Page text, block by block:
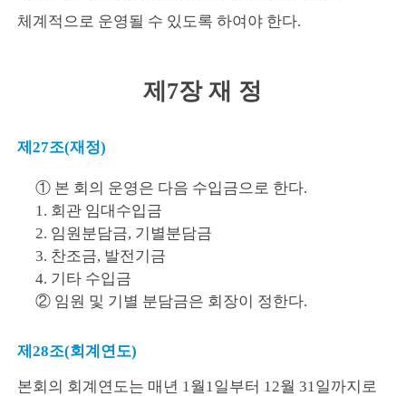
체계적으로 운영될 수 있도록 하여야 한다.
제7장 재 정
제27조(재정)
① 본 회의 운영은 다음 수입금으로 한다.
1. 회관 임대수입금
2. 임원분담금, 기별분담금
3. 찬조금, 발전기금
4. 기타 수입금
② 임원 및 기별 분담금은 회장이 정한다.
제28조(회계연도)
본회의 회계연도는 매년 1월1일부터 12월 31일까지로